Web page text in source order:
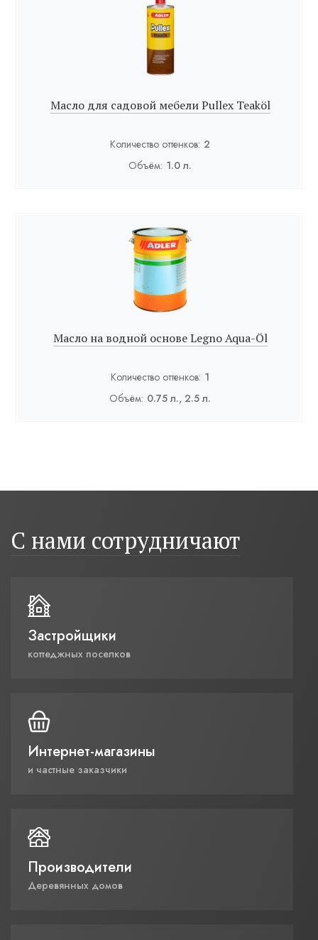
Масло для садовой мебели Pullex Teaköl
Количество оттенков: 2
Объём: 1.0 л.
Масло на водной основе Legno Aqua-Öl
Количество оттенков: 1
Объём: 0.75 л., 2.5 л.
С нами сотрудничают
Застройщики
коттеджных поселков
Интернет-магазины
и частные заказчики
Производители
Деревянных домов